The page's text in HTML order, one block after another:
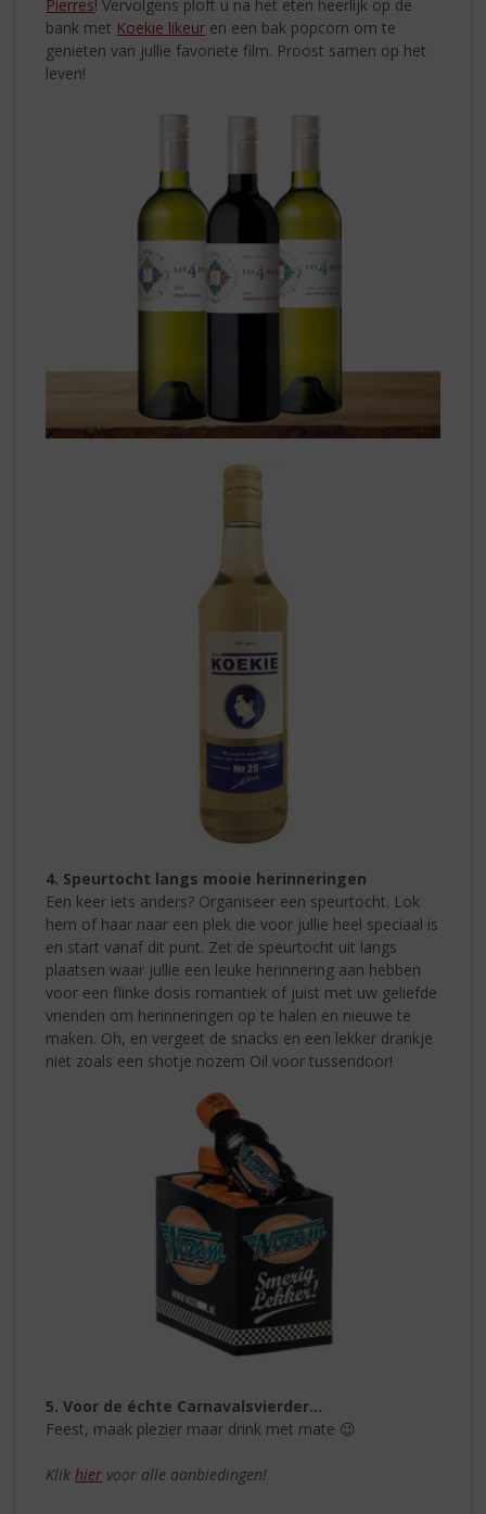
Pierres! Vervolgens ploft u na het eten heerlijk op de
bank met Koekie likeur en een bak popcorn om te
genieten van jullie favoriete film. Proost samen op het
leven!
4. Speurtocht langs mooie herinneringen
Een keer iets anders? Organiseer een speurtocht. Lok
hem of haar naar een plek die voor jullie heel speciaal is
en start vanaf dit punt. Zet de speurtocht uit langs
plaatsen waar jullie een leuke herinnering aan hebben
voor een flinke dosis romantiek of juist met uw geliefde
vrienden om herinneringen op te halen en nieuwe te
maken. Oh, en vergeet de snacks en een lekker drankje
niet zoals een shotje nozem Oil voor tussendoor!
5. Voor de échte Carnavalsvierder…
Feest, maak plezier maar drink met mate 😉
Klikhier voor alle aanbiedingen!